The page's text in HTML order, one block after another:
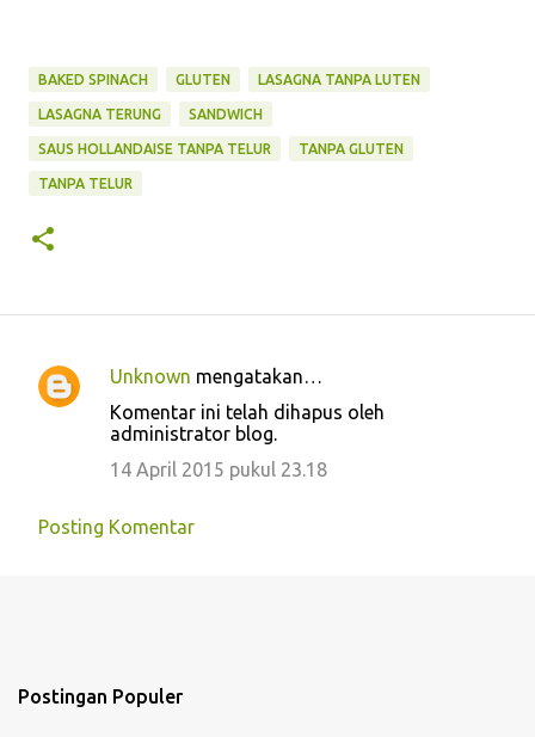
BAKED SPINACH GLUTEN LASAGNA TANPA LUTEN
LASAGNA TERUNG SANDWICH
SAUS HOLLANDAISE TANPA TELUR TANPA GLUTEN
TANPA TELUR
K
n
Unknown mengatakan…
Komentar ini telah dihapus oleh
administrator blog.
14 April 2015 pukul 23.18
Posting Komentar
Postingan Populer